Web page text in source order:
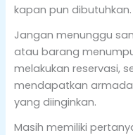
kapan pun dibutuhkan.
Jangan menunggu
atau barang
melakukan reservasi,
mendapatkan
yang diinginkan.
Masih memiliki